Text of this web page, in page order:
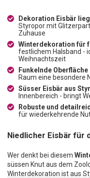
Dekoration Eisbär
Styropor mit
Zuhause
Winterdekoration für
festlichem Halsband -
Weihnachtszeit
Funkelnde
Raum eine besondere
Süsser Eisbär aus
Innenbereich - bringt
Robuste und
für wiederkehrende
Niedlicher Eisbär für
Wer denkt bei diesem
süssen Knut aus dem
Winterdekoration ist aus